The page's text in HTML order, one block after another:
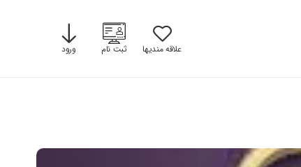
علاقه مندیها ثبت نام ورود